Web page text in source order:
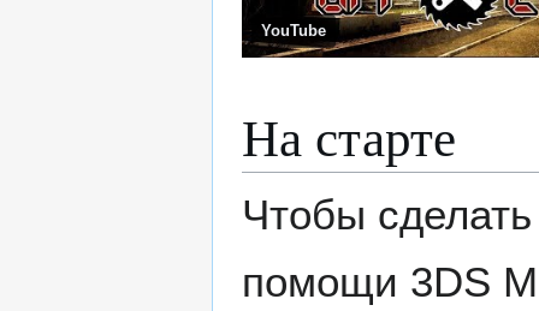
YouTube
На старте
Чтобы
помощи 3DS